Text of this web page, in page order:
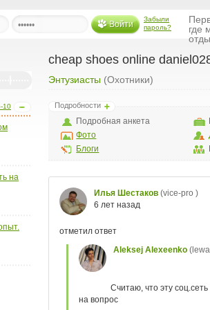
Войти
Забыли
пароль?
где
10
на
cheap shoes online
Энтузиасты (Охотники)
Подробности
Подробная анкета
Фото
Блоги